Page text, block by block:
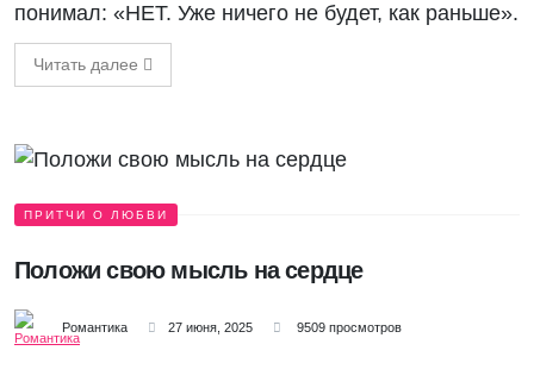
понимал: «НЕТ. Уже ничего не будет, как раньше».
Читать далее
ПРИТЧИ О ЛЮБВИ
Положи свою мысль на сердце
Романтика 27 июня, 2025 9509 просмотров